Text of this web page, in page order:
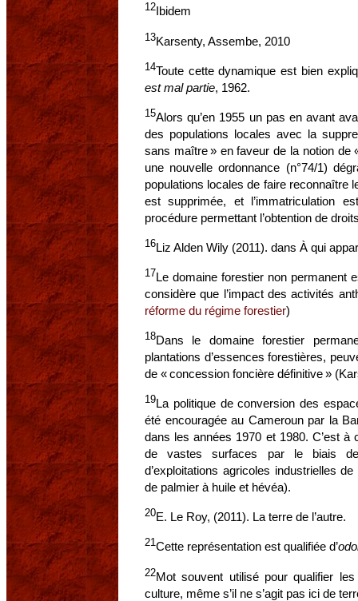
12 Ibidem
13Karsenty, Assembe, 2010
14Toute cette dynamique est bien
est mal partie, 1962.
15Alors qu’en 1955 un pas en avant
des populations locales avec la
sans maître » en faveur de la notion de
une nouvelle ordonnance (n°74/1)
populations locales de faire reconnaître
est supprimée, et l’immatriculation
procédure permettant l’obtention de
16Liz Alden Wily (2011). dans À qui
17Le domaine forestier non permanent
considère que l’impact des activités
réforme du régime forestier)
18Dans le domaine forestier
plantations d’essences forestières,
de « concession foncière définitive »
19La politique de conversion des
été encouragée au Cameroun par la
dans les années 1970 et 1980. C’est à
de vastes surfaces par le biais
d’exploitations agricoles industrielles
de palmier à huile et hévéa).
20E. Le Roy, (2011). La terre de l’autre.
21Cette représentation est qualifiée d’
22Mot souvent utilisé pour qualifier
culture, même s’il ne s’agit pas ici de